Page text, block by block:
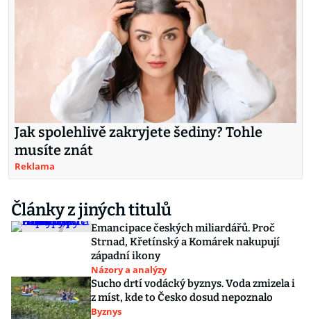
Jak spolehlivě zakryjete šediny? Tohle
musíte znát
Reklama
Články z jiných titulů
Emancipace českých miliardářů. Proč
Strnad, Křetínský a Komárek nakupují
západní ikony
Názory a analýzy
Sucho drtí vodácký byznys. Voda zmizela i
z míst, kde to Česko dosud nepoznalo
Byznys